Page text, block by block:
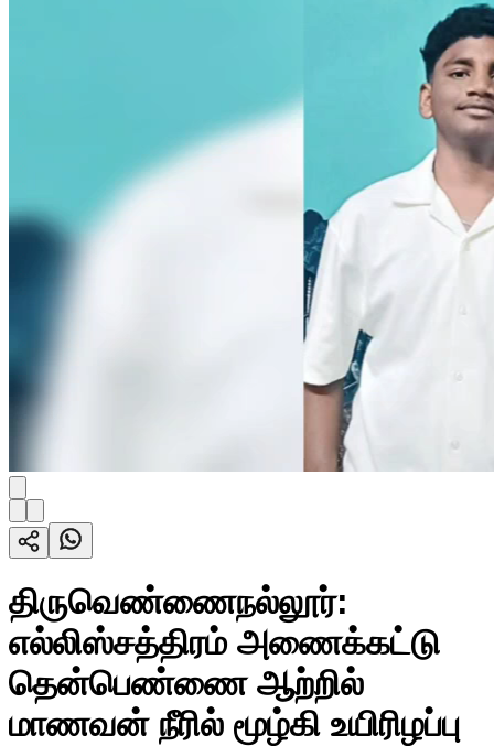
திருவெண்ணைநல்லூர்:
எல்லிஸ்சத்திரம் அணைக்கட்டு
தென்பெண்ணை ஆற்றில்
மாணவன் நீரில் மூழ்கி உயிரிழப்பு